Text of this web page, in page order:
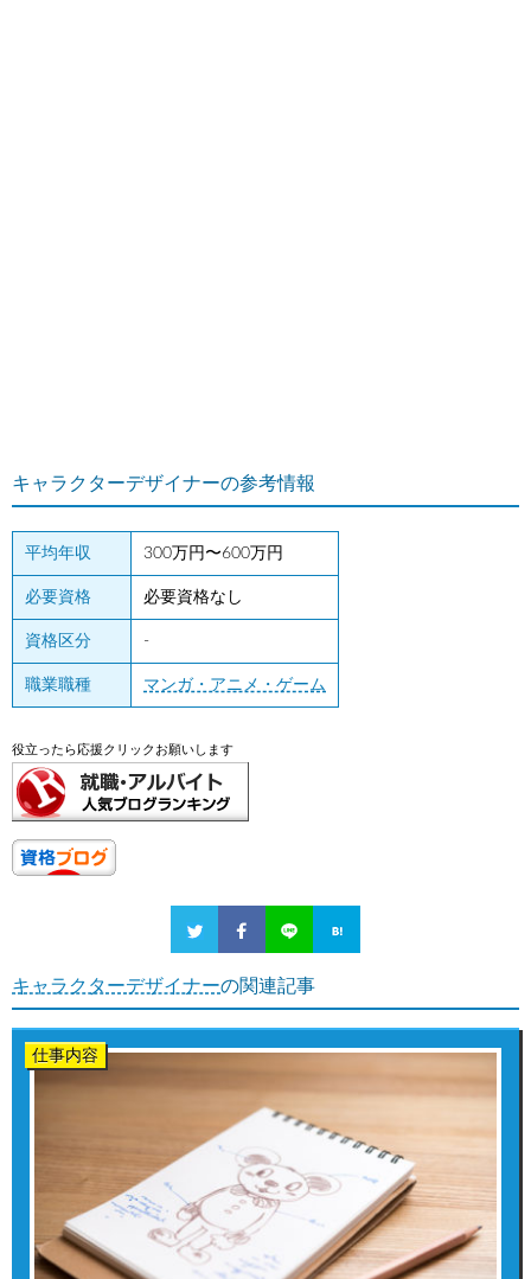
キャラクターデザイナーの参考情報
平均年収 300万円〜600万円
必要資格 必要資格なし
資格区分 -
職業職種 マンガ・アニメ・ゲーム
役立ったら応援クリックお願いします
キャラクターデザイナーの関連記事
仕事内容